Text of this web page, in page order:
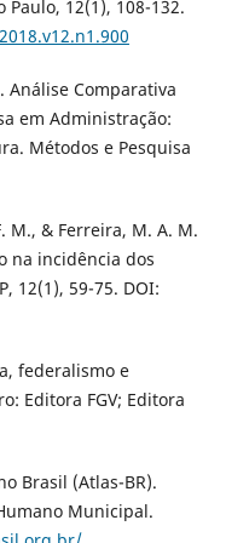
12(1), 108-132.
Análise Comparativa
em Administração:
Métodos e Pesquisa
M., & Ferreira, M. A. M.
na incidência dos
12(1), 59-75. DOI:
federalismo e
Editora FGV; Editora
Brasil (Atlas-BR).
Municipal.